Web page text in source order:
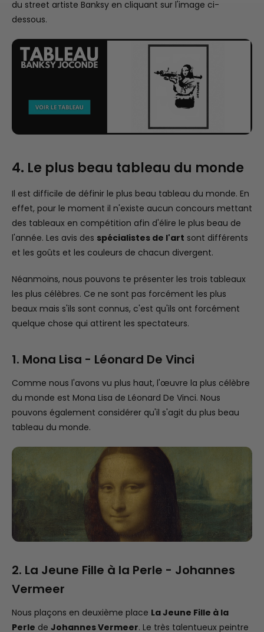
du street artiste Banksy en cliquant sur l'image ci-
dessous.
4. Le plus beau tableau du monde
Il est difficile de définir le plus beau tableau du monde. En
effet, pour le moment il n'existe aucun concours mettant
des tableaux en compétition afin d'élire le plus beau de
l'année. Les avis des spécialistes de l'art sont différents
et les goûts et les couleurs de chacun divergent.
Néanmoins, nous pouvons te présenter les trois tableaux
les plus célèbres. Ce ne sont pas forcément les plus
beaux mais s'ils sont connus, c'est qu'ils ont forcément
quelque chose qui attirent les spectateurs.
1. Mona Lisa - Léonard De Vinci
Comme nous l'avons vu plus haut, l'œuvre la plus célèbre
du monde est Mona Lisa de Léonard De Vinci. Nous
pouvons également considérer qu'il s'agit du plus beau
tableau du monde.
2. La Jeune Fille à la Perle - Johannes
Vermeer
Nous plaçons en deuxième place La Jeune Fille à la
Perle de Johannes Vermeer. Le très talentueux peintre